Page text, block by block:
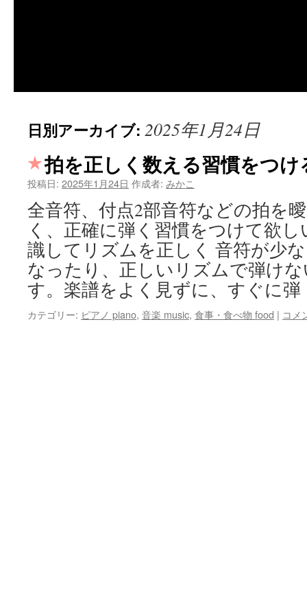
日別アーカイブ: 2025年1月24日
拍を正しく数える習慣をつけ
投稿日: 2025年1月24日 作成者: みかこ
全音符、付点2部音符などの拍を
く、正確に弾く習慣をつけて欲
識してリズムを正しく 音符が少
なったり、正しいリズムで弾け
す。楽譜をよく見ずに、すぐに
カテゴリー: ピアノ piano, 音楽 music, 食事・食べ物 food | コメ